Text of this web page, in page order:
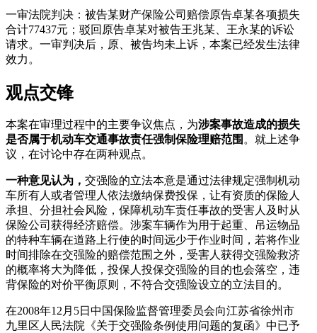
一审法院判决：被告某财产保险公司赔偿原告卓某各项损失
合计77437元；驳回原告卓某对被告王兆某、王永某的诉讼
请求。一审判决后，原、被告均未上诉，本案已经发生法律
效力。
观点交锋
本案在审理过程中的主要争议焦点，为涉案事故造成的损失
是否属于机动车交通事故责任强制保险理赔范围。就上述争
议，在讨论中存在两种观点。
一种意见认为 ， 交强险的立法本意是通过法律规定强制机动
车所有人或者管理人依法缴纳保费投保，让有资质的保险人
承担、分担社会风险，保障机动车责任事故的受害人及时从
保险公司获得经济赔偿。涉案车辆作为用于起重、吊运物品
的特种车辆在道路上行使的时间远少于作业时间，若将作业
时间排除在交强险的赔偿范围之外，受害人获得交强险救济
的概率将大为降低，投保人投保交强险的目的也会落空，违
背保险的对价平衡原则，不符合交强险设立的立法目的。
在2008年12月5日中国保险监督管理委员会向江苏省徐州市
九里区人民法院《关于交强险条例使用问题的复函》中已予